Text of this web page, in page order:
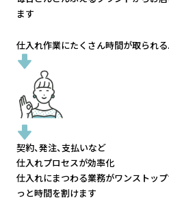
ます
仕入れ作業にたくさん時間が取られる
契約、発注、支払いなど
仕入れプロセスが効率化
仕入れにまつわる業務がワンストップ
っと時間を割けます